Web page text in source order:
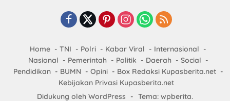
Home TNI Polri Kabar Viral
Internasional
Nasional
Pemerintah Politik Daerah
Social
Pendidikan
BUMN Opini
Box Redaksi Kupasberita.net
Kebijakan Privasi Kupasberita.net
Didukung oleh WordPress
- Tema: wpberita.